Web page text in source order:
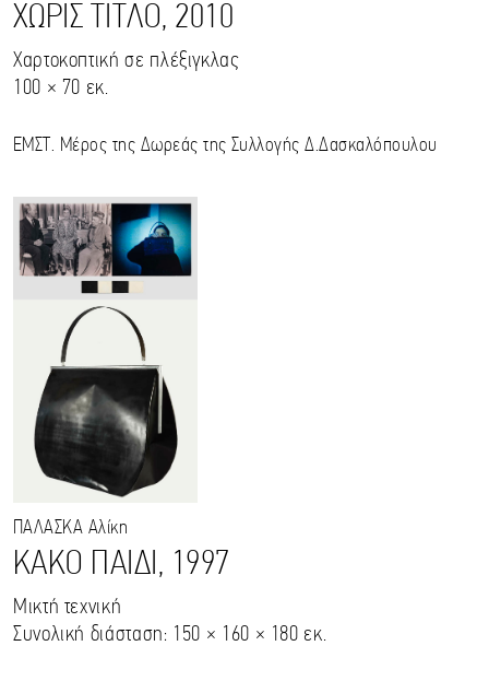
ΧΩΡΙΣ ΤΙΤΛΟ, 2010
Χαρτοκοπτική σε πλέξιγκλας
100 × 70 εκ.
ΕΜΣΤ. Μέρος της Δωρεάς της Συλλογής Δ.Δασκαλόπουλου
ΠΑΛΑΣΚΑ Αλίκη
ΚΑΚΟ ΠΑΙΔΙ, 1997
Μικτή τεχνική
Συνολική διάσταση: 150 × 160 × 180 εκ.